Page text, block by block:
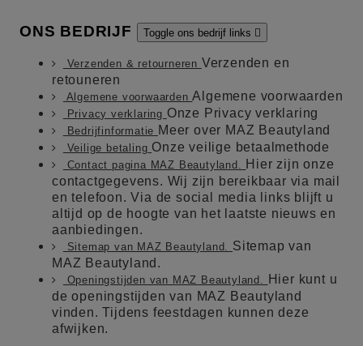
ONS BEDRIJF Toggle ons bedrijf links 
Verzenden & retourneren Verzenden en
retouneren
Algemene voorwaardenAlgemene voorwaarden
Privacy verklaring Onze Privacy verklaring
Bedrijfinformatie Meer over MAZ Beautyland
Veilige betaling Onze veilige betaalmethode
Contact pagina MAZ Beautyland.
Hier zijn onze
contactgegevens. Wij zijn bereikbaar via mail
en telefoon. Via de social media links blijft u
altijd op de hoogte van het laatste nieuws en
aanbiedingen.
Sitemap van MAZ Beautyland. Sitemap van
MAZ Beautyland.
Openingstijden van MAZ Beautyland.
Hier kunt u
de openingstijden van MAZ Beautyland
vinden. Tijdens feestdagen kunnen deze
afwijken.